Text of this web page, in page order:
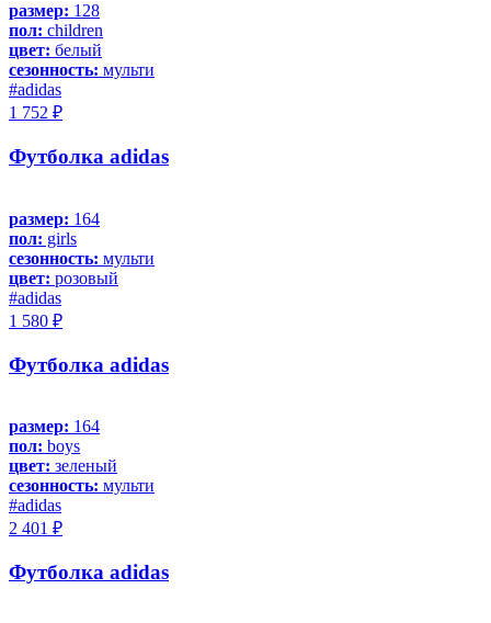
размер: 128
пол: children
цвет: белый
сезонность: мульти
#adidas
1 752 ₽
Футболка adidas
размер: 164
пол: girls
сезонность: мульти
цвет: розовый
#adidas
1 580 ₽
Футболка adidas
размер: 164
пол: boys
цвет: зеленый
сезонность: мульти
#adidas
2 401 ₽
Футболка adidas